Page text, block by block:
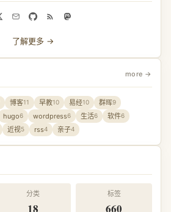
了解更多 →
more →
博客11 早教10 易经10 群晖9
hugo6 wordpress6 生活6 软件6
近视5 rss4 亲子4
分类
18
标签
660